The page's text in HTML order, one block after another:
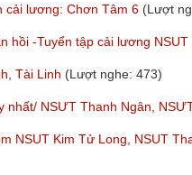
cải lương: Chơn Tâm 6 (Lượt
hồi -Tuyển tập cải lương
Tài Linh (Lượt nghe: 473)
NSƯT Thanh Ngân,
NSUT Kim Tử Long, NSUT